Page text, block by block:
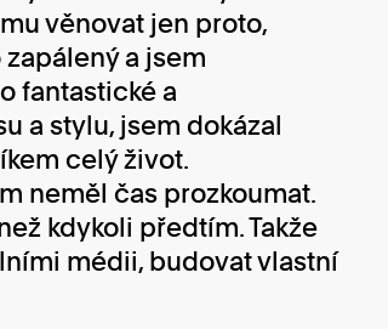
věnovat jen proto,
a jsem
fantastické a
a stylu, jsem dokázal
celý život.
neměl čas prozkoumat.
kdykoli předtím. Takže
médii, budovat vlastní